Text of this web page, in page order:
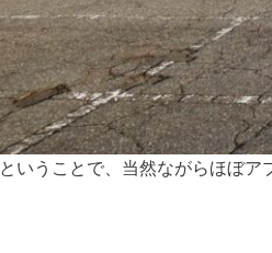
ということで、当然ながらほぼア